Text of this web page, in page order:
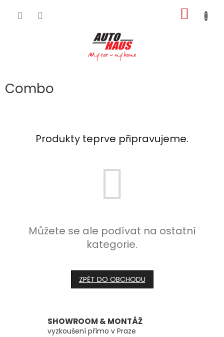
KOŠÍK
Combo
Produkty teprve připravujeme.
Můžete se ale podívat na ostatní
kategorie.
ZPĚT DO OBCHODU
SHOWROOM & MONTÁŽ
vyzkoušení přímo v Praze